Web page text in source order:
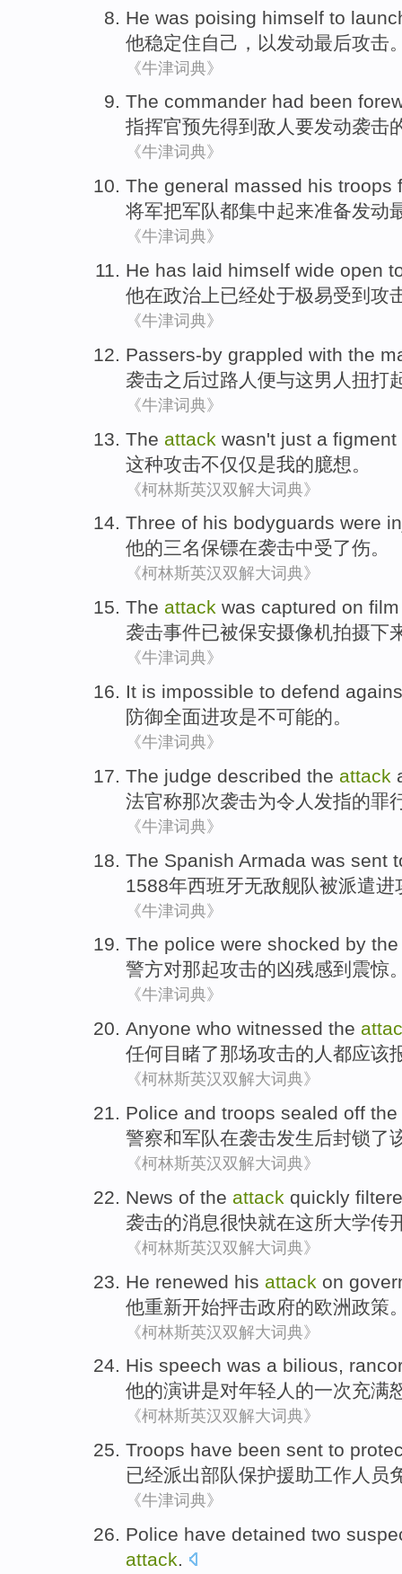
He was poising himself to
他稳定住自己 ， 以 发动最后攻击
《牛津词典》
The commander had been
指挥官预先得到敌人要发动袭击
《牛津词典》
The general massed his troops
将军把军队都集中起来准备发动
《牛津词典》
He has laid himself wide open
他在政治上已经处于极易受到攻
《牛津词典》
Passers-by grappled with the
袭击之后过路人 便与这男人 扭打
《牛津词典》
The attack wasn't just a figment
这种攻击不仅仅是我的臆想 。
《柯林斯英汉双解大词典》
Three of his bodyguards were
他的三名保镖在袭击中受了伤。
《柯林斯英汉双解大词典》
The attack was captured on
袭击事件已被保安摄像机拍摄下
《牛津词典》
It is impossible to defend
防御全面进攻是不可能的。
《牛津词典》
The judge described the attack
法官称那次袭击为令人发指的罪
《牛津词典》
The Spanish Armada was sent
1588年西班牙无敌舰队被派遣进
《牛津词典》
The police were shocked by
警方对那起攻击的凶残感到 震惊
《牛津词典》
Anyone who witnessed the
任何目睹了那场攻击的人都应该
《柯林斯英汉双解大词典》
Police and troops sealed off the
警察和军队在袭击发生 后封锁了
《柯林斯英汉双解大词典》
News of the attack quickly
袭击的消息很快就在这所大学传
《柯林斯英汉双解大词典》
He renewed his attack on
他重新开始抨击政府的欧洲政策
《柯林斯英汉双解大词典》
His speech was a bilious,
他的演讲是对年轻人的一次充满
《柯林斯英汉双解大词典》
Troops have been sent to
已经派出部队保护援助工作人员
《牛津词典》
Police have detained two
attack.